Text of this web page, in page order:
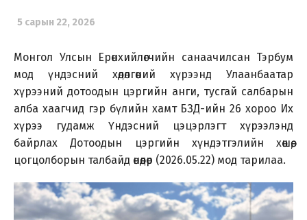
5 сарын 22, 2026
Монгол Улсын Ерөнхийлөгчийн санаачилсан Тэрбум
мод үндэсний хөдөлгөөний хүрээнд Улаанбаатар
хүрээний дотоодын цэргийн анги, тусгай салбарын
алба хаагчид гэр бүлийн хамт БЗД-ийн 26 хороо Их
хүрээ гудамж Үндэсний цэцэрлэгт хүрээлэнд
байрлах Дотоодын цэргийн хүндэтгэлийн хөшөө,
цогцолборын талбайд өнөөдөр (2026.05.22) мод тарилаа.